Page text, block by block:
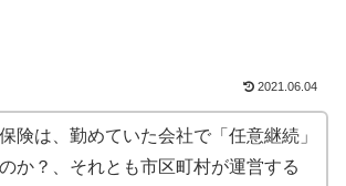
2021.06.04
険は、勤めていた会社で「任意継続」
か？、それとも市区町村が運営する